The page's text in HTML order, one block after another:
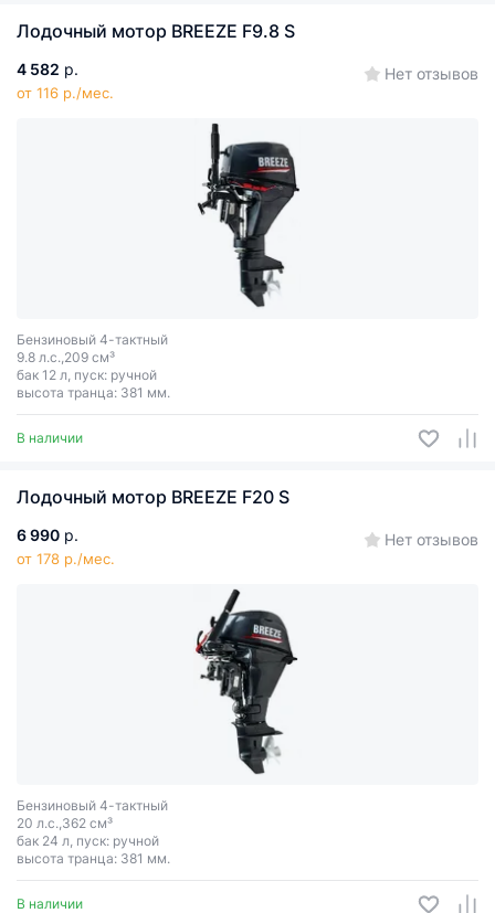
Лодочный мотор BREEZE F9.8 S
4 582 р.
от 116 р./мес.
Нет отзывов
Бензиновый 4-тактный
9.8 л.с.,209 см³
бак 12 л, пуск: ручной
высота транца: 381 мм.
В наличии
Лодочный мотор BREEZE F20 S
6 990 р.
от 178 р./мес.
Нет отзывов
Бензиновый 4-тактный
20 л.с.,362 см³
бак 24 л, пуск: ручной
высота транца: 381 мм.
В наличии